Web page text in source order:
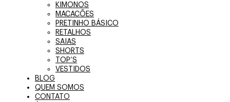
KIMONOS
MACACÕES
PRETINHO BÁSICO
RETALHOS
SAIAS
SHORTS
TOP’S
VESTIDOS
BLOG
QUEM SOMOS
CONTATO